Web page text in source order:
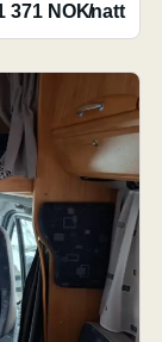
371 NOK/natt